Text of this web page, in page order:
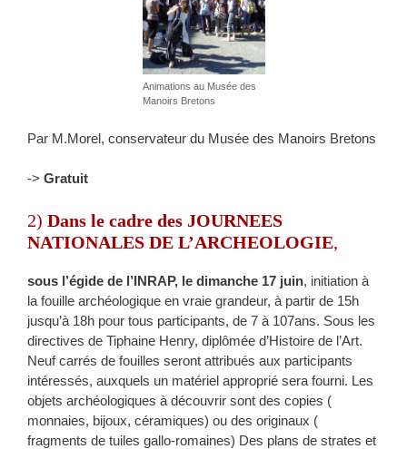
Animations au Musée des
Manoirs Bretons
Par M.Morel, conservateur du Musée des Manoirs Bretons
-> Gratuit
2) Dans le cadre des JOURNEES
NATIONALES DE L’ARCHEOLOGIE,
sous l’égide de l’INRAP, le dimanche 17 juin, initiation à
la fouille archéologique en vraie grandeur, à partir de 15h
jusqu’à 18h pour tous participants, de 7 à 107ans. Sous les
directives de Tiphaine Henry, diplômée d’Histoire de l’Art.
Neuf carrés de fouilles seront attribués aux participants
intéressés, auxquels un matériel approprié sera fourni. Les
objets archéologiques à découvrir sont des copies (
monnaies, bijoux, céramiques) ou des originaux (
fragments de tuiles gallo-romaines) Des plans de strates et